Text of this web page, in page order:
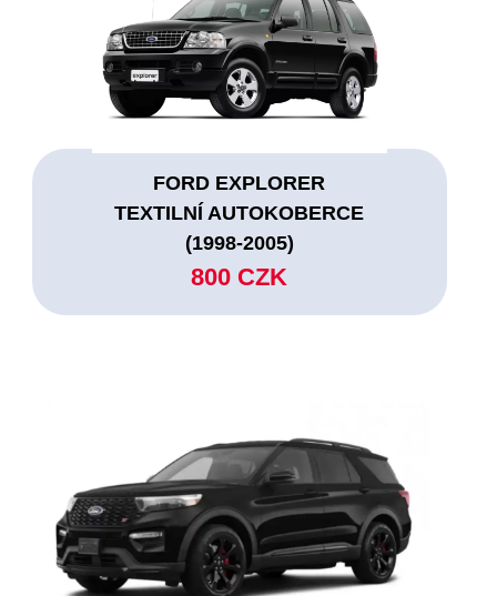
FORD EXPLORER
TEXTILNÍ AUTOKOBERCE
(1998-2005)
800 CZK